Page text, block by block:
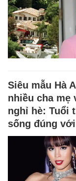
Siêu mẫu Hà
nhiều cha mẹ
nghỉ hè: Tuổi
sống đúng